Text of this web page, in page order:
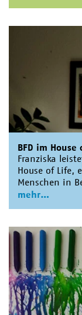
BFD im House
Franziska
House of Life,
Menschen in
mehr